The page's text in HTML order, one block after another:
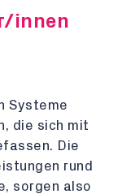
innen
Systeme
die sich mit
Die
rund
sorgen also